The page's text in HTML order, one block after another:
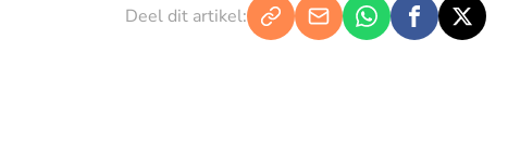
Deel dit artikel: